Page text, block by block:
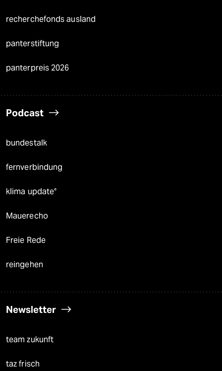
recherchefonds ausland
panterstiftung
panterpreis 2026
Podcast
bundestalk
fernverbindung
klima update°
Mauerecho
Freie Rede
reingehen
Newsletter
team zukunft
taz frisch